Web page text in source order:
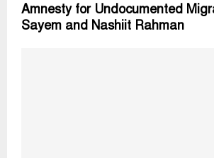
Amnesty for Undocumented
Sayem and Nashiit Rahman